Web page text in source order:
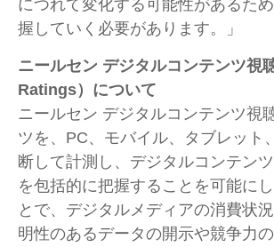
につれて変化する可能性があるた
握していく必要があります。」
ニールセン デジタルコンテンツ視
Ratings）について
ニールセン デジタルコンテンツ視
ツを、 PC、モバイル、タブレット
断して計測し、デジタルコンテン
を包括的に把握することを可能に
とで、デジタルメディアの消費状
明性のあるデータの開示や競争力